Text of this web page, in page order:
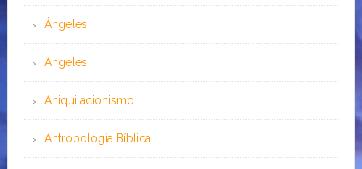
Ángeles
Angeles
Aniquilacionismo
Antropología Bíblica